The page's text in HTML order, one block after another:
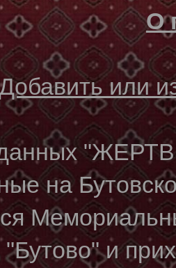
О
или
на
и